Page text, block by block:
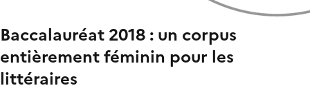
Baccalauréat 2018 : un corpus
entièrement féminin pour les
littéraires